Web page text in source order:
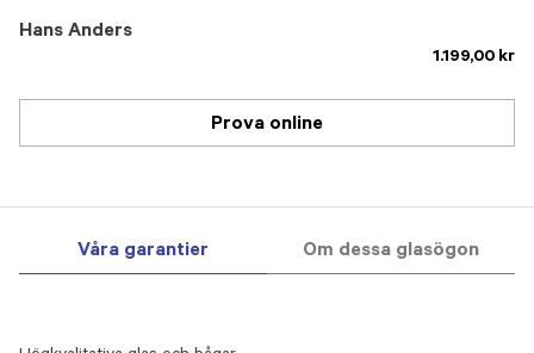
Hans Anders
1.199,00 kr
Prova online
Våra garantier Om dessa glasögon